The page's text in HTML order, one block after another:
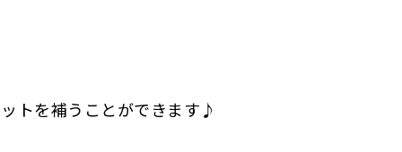
トを補うことができます♪